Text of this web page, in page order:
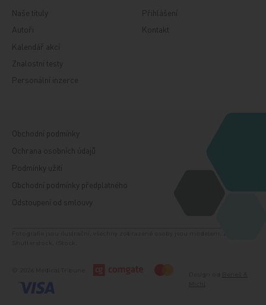
Naše tituly
Autoři
Kalendář akcí
Znalostní testy
Personální inzerce
Přihlášení
Kontakt
Obchodní podmínky
Ochrana osobních údajů
Podmínky užití
Obchodní podmínky předplatného
Odstoupení od smlouvy